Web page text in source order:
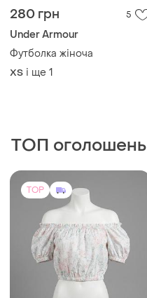
280 грн 5
Under Armour
Футболка жіноча
ХS і ще 1
ТОП оголошень
TOP